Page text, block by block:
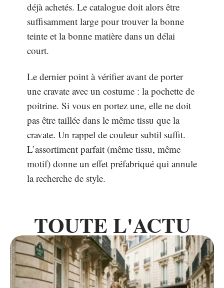
déjà achetés. Le catalogue doit alors être
suffisamment large pour trouver la bonne
teinte et la bonne matière dans un délai
court.
Le dernier point à vérifier avant de porter
une cravate avec un costume : la pochette de
poitrine. Si vous en portez une, elle ne doit
pas être taillée dans le même tissu que la
cravate. Un rappel de couleur subtil suffit.
L’assortiment parfait (même tissu, même
motif) donne un effet préfabriqué qui annule
la recherche de style.
TOUTE L'ACTU